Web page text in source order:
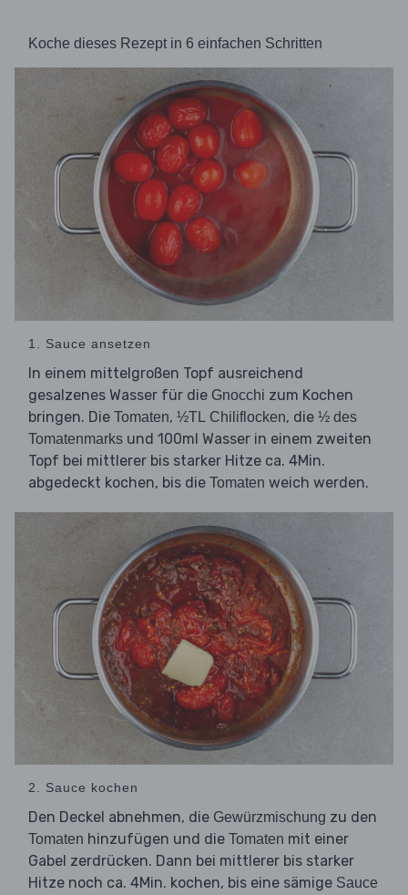
Koche dieses Rezept in 6 einfachen Schritten
1. Sauce ansetzen
In einem mittelgroßen Topf ausreichend
gesalzenes Wasser für die Gnocchi zum Kochen
bringen. Die Tomaten, ½TL Chiliflocken, die ½ des
Tomatenmarks und 100ml Wasser in einem zweiten
Topf bei mittlerer bis starker Hitze ca. 4Min.
abgedeckt kochen, bis die Tomaten weich werden.
2. Sauce kochen
Den Deckel abnehmen, die Gewürzmischung zu den
Tomaten hinzufügen und die Tomaten mit einer
Gabel zerdrücken. Dann bei mittlerer bis starker
Hitze noch ca. 4Min. kochen, bis eine sämige Sauce